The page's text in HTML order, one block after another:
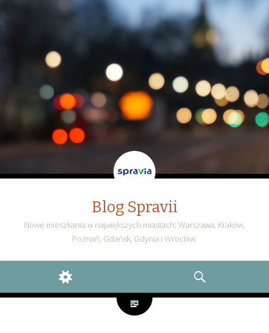
Blog Spravii
Nowe mieszkania w największych miastach: Warszawa, Kraków,
Poznań, Gdańsk, Gdynia i Wrocław.
WIDGETS
SEARCH